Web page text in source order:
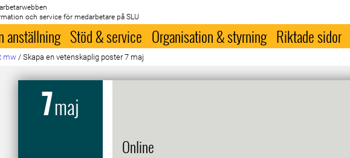
och service för medarbetare på SLU
anställning Stöd & service Organisation & styrning Riktade sidor
mw / Skapa en vetenskaplig poster 7 maj
7maj
Online